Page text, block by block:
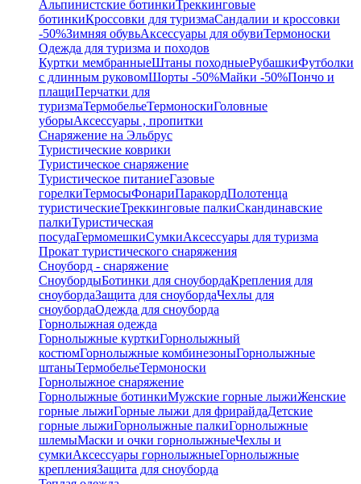
Альпинистские ботинкиТреккинговые
ботинкиКроссовки для туризмаСандалии и кроссовки
-50%Зимняя обувьАксессуары для обувиТермоноски
Одежда для туризма и походов
Куртки мембранныеШтаны походныеРубашкиФутболки
с длинным руковомШорты -50%Майки -50%Пончо и
плащиПерчатки для
туризмаТермобельеТермоноскиГоловные
уборыАксессуары , пропитки
Снаряжение на Эльбрус
Туристические коврики
Туристическое снаряжение
Туристическое питаниеГазовые
горелкиТермосыФонариПаракордПолотенца
туристическиеТреккинговые палкиСкандинавские
палкиТуристическая
посудаГермомешкиСумкиАксессуары для туризма
Прокат туристического снаряжения
Сноуборд - снаряжение
СноубордыБотинки для сноубордаКрепления для
сноубордаЗащита для сноубордаЧехлы для
сноубордаОдежда для сноуборда
Горнолыжная одежда
Горнолыжные курткиГорнолыжный
костюмГорнолыжные комбинезоныГорнолыжные
штаныТермобельеТермоноски
Горнолыжное снаряжение
Горнолыжные ботинкиМужские горные лыжиЖенские
горные лыжиГорные лыжи для фрирайдаДетские
горные лыжиГорнолыжные палкиГорнолыжные
шлемыМаски и очки горнолыжныеЧехлы и
сумкиАксессуары горнолыжныеГорнолыжные
крепленияЗащита для сноуборда